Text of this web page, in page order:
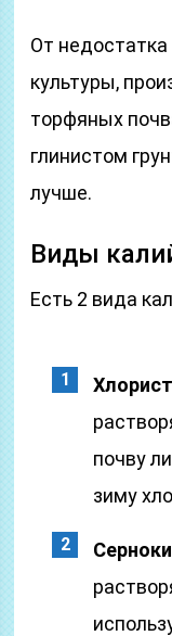
От
культуры,
торфяных
глинистом
лучше.
Виды
Есть 2 вида
почву
зиму